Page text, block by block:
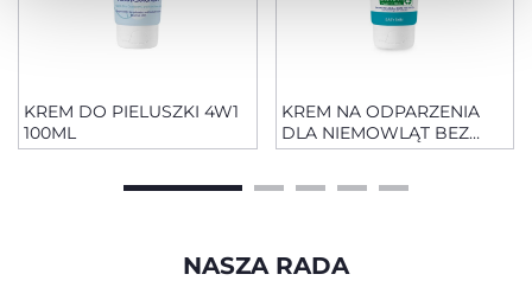
KREM DO PIELUSZKI 4W1
100ML
KREM NA ODPARZENIA
DLA NIEMOWLĄT BEZ
ZAPACHOWY 100 ML
NASZA RADA